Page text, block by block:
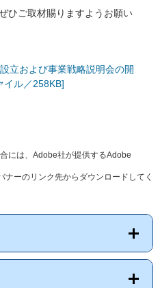
ひご取材賜りますようお願い
立および事業戦略説明会の開
イル／258KB]
には、Adobe社が提供するAdobe
ーのリンク先からダウンロードしてく